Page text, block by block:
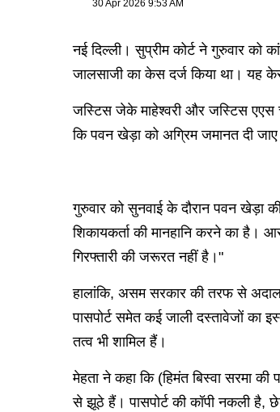
30 Apr 2026 9:53 AM
नई दिल्ली। सुप्रीम कोर्ट ने गुरुवार
जालसाजी का केस दर्ज किया था। यह
जस्टिस जेके माहेश्वरी और जस्टिस एएस
कि पवन खेड़ा को अग्रिम जमानत दी जाए
गुरुवार को सुनवाई के दौरान पवन खेड़ा
शिकायकर्ता की मानहानि करने का है।
गिरफ्तारी की जरूरत नहीं है।"
हालांकि, असम सरकार की तरफ से
पासपोर्ट समेत कई जाली दस्तावेजों का
तत्व भी शामिल हैं।
मेहता ने कहा कि (हिमंत बिस्वा सरमा
से झूठे हैं। पासपोर्ट की कॉपी नकली है,